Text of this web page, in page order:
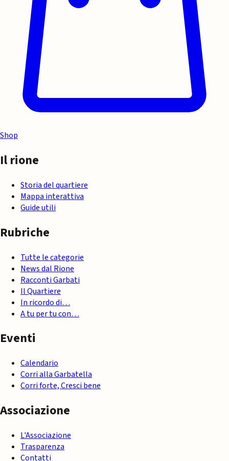
Shop
Il rione
Storia del quartiere
Mappa interattiva
Guide utili
Rubriche
Tutte le categorie
News dal Rione
Racconti Garbati
Il Quartiere
In ricordo di…
A tu per tu con…
Eventi
Calendario
Corri alla Garbatella
Corri forte, Cresci bene
Associazione
L'Associazione
Trasparenza
Contatti